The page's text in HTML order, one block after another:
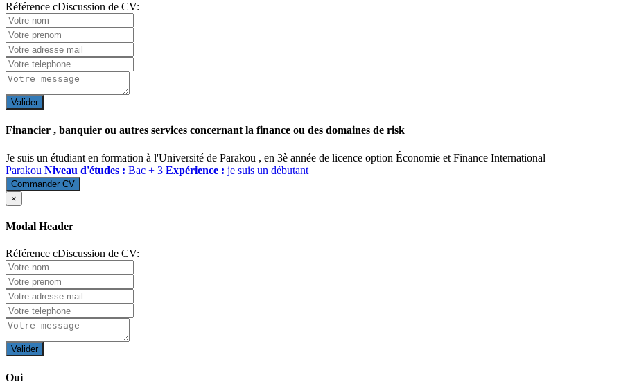
Référence cDiscussion de CV:
Valider
Financier , banquier ou autres services concernant la finance ou des domaines de risk
Je suis un étudiant en formation à l'Université de Parakou , en 3è année de licence option Économie et Finance International
Parakou Niveau d'études : Bac + 3 Expérience : je suis un débutant
Commander CV
×
Modal Header
Référence cDiscussion de CV:
Valider
Oui